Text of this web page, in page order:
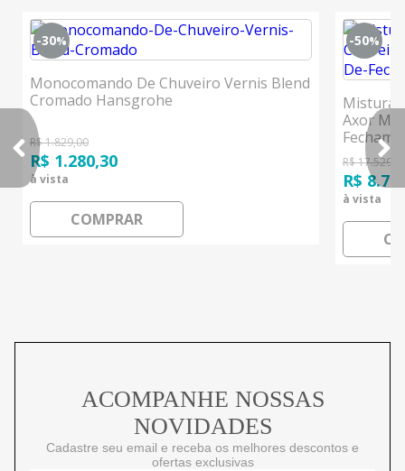
-30%
Monocomando De Chuveiro Vernis Blend
Cromado Hansgrohe
R$ 1.829,00
R$ 1.280,30
à vista
COMPRAR
-50%
Axor
R$
R$
à vista
ACOMPANHE NOSSAS
NOVIDADES
Cadastre seu email e receba os melhores descontos e
ofertas exclusivas